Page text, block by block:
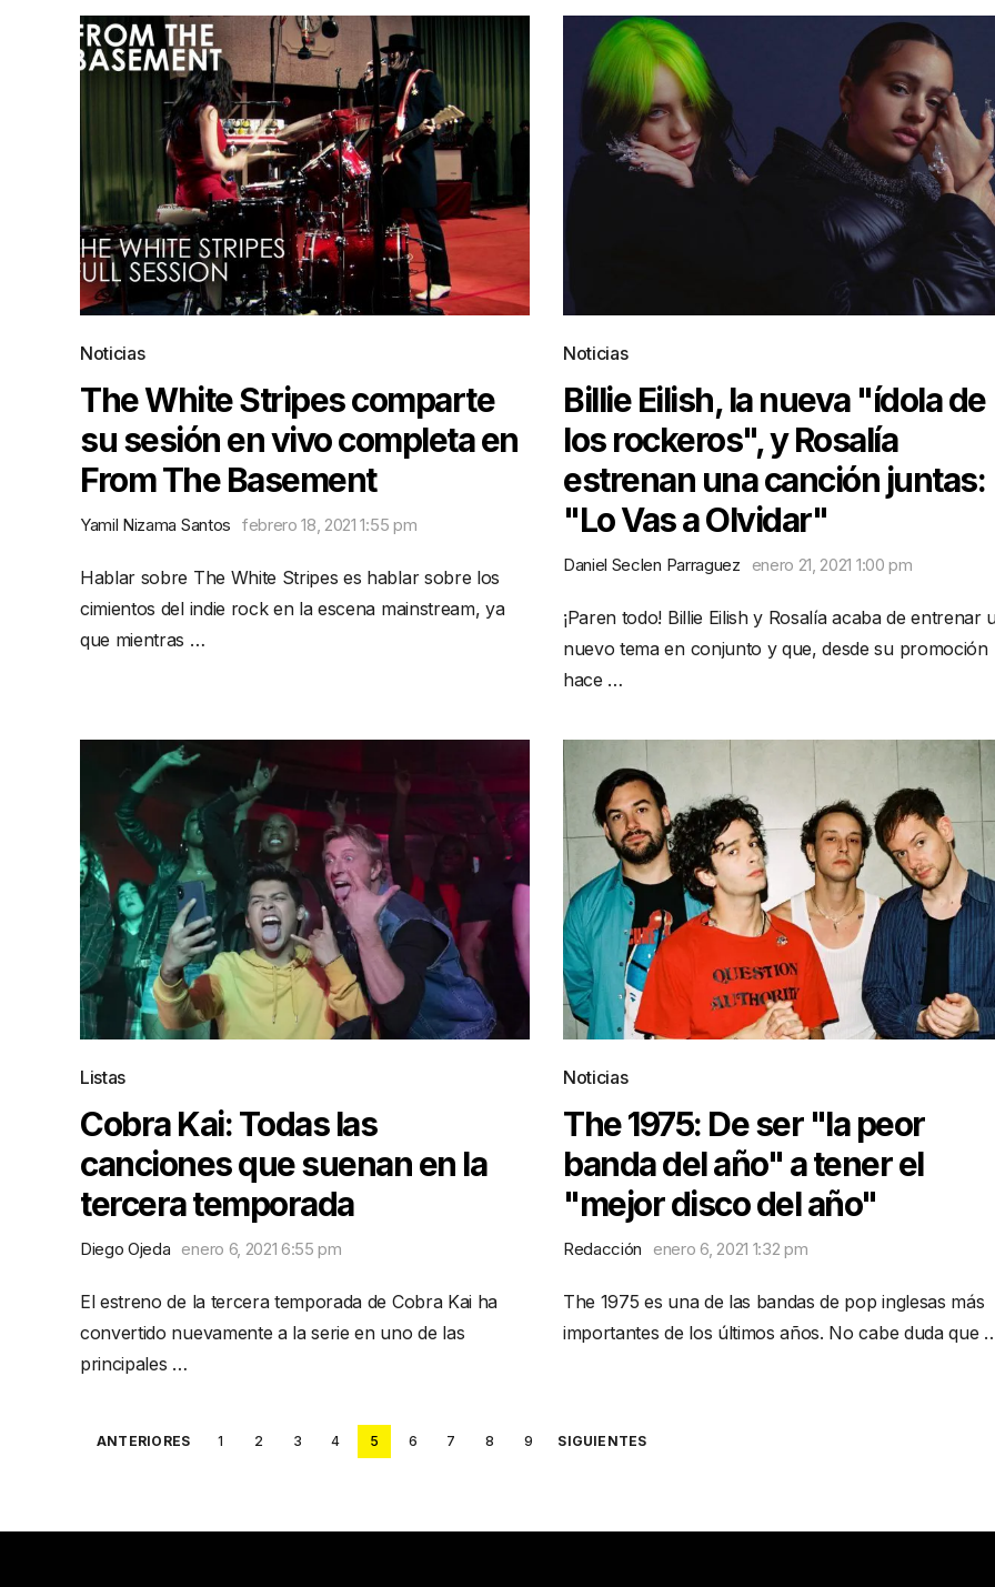
Noticias
The White Stripes comparte
su sesión en vivo completa en
From The Basement
Yamil Nizama Santos febrero 18, 2021 1:55 pm
Hablar sobre The White Stripes es hablar sobre los
cimientos del indie rock en la escena mainstream, ya
que mientras …
Noticias
Billie Eilish, la nueva "ídola de
los rockeros", y Rosalía
estrenan una canción juntas:
"Lo Vas a Olvidar"
Daniel Seclen Parraguez enero 21, 2021 1:00 pm
¡Paren todo! Billie Eilish y Rosalía acaba de entrenar
nuevo tema en conjunto y que, desde su promoción
hace …
Listas
Cobra Kai: Todas las
canciones que suenan en la
tercera temporada
Diego Ojeda enero 6, 2021 6:55 pm
El estreno de la tercera temporada de Cobra Kai ha
convertido nuevamente a la serie en uno de las
principales …
Noticias
The 1975: De ser "la peor
banda del año" a tener el
"mejor disco del año"
Redacción enero 6, 2021 1:32 pm
The 1975 es una de las bandas de pop inglesas más
importantes de los últimos años. No cabe duda que
Posts
ANTERIORES 1 2 3 4 5 6 7 8 9 SIGUIENTES